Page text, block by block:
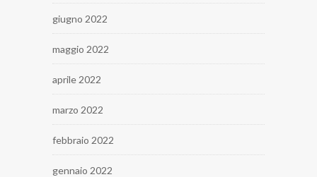
giugno 2022
maggio 2022
aprile 2022
marzo 2022
febbraio 2022
gennaio 2022